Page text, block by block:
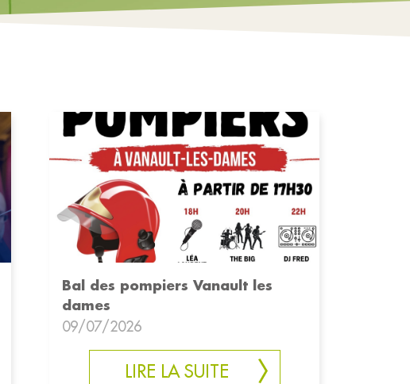
Bal des pompiers Vanault les
dames
09/07/2026
LIRE LA SUITE